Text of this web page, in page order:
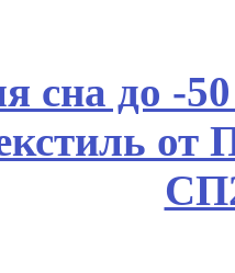
сна до
от